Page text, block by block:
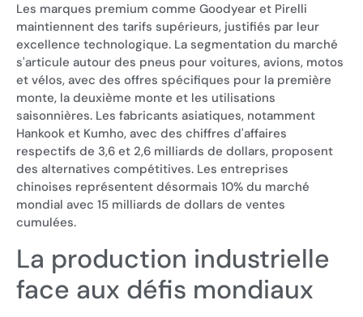
Les marques premium comme Goodyear et Pirelli
maintiennent des tarifs supérieurs, justifiés par leur
excellence technologique. La segmentation du marché
s'articule autour des pneus pour voitures, avions, motos
et vélos, avec des offres spécifiques pour la première
monte, la deuxième monte et les utilisations
saisonnières. Les fabricants asiatiques, notamment
Hankook et Kumho, avec des chiffres d'affaires
respectifs de 3,6 et 2,6 milliards de dollars, proposent
des alternatives compétitives. Les entreprises
chinoises représentent désormais 10% du marché
mondial avec 15 milliards de dollars de ventes
cumulées.
La production industrielle
face aux défis mondiaux